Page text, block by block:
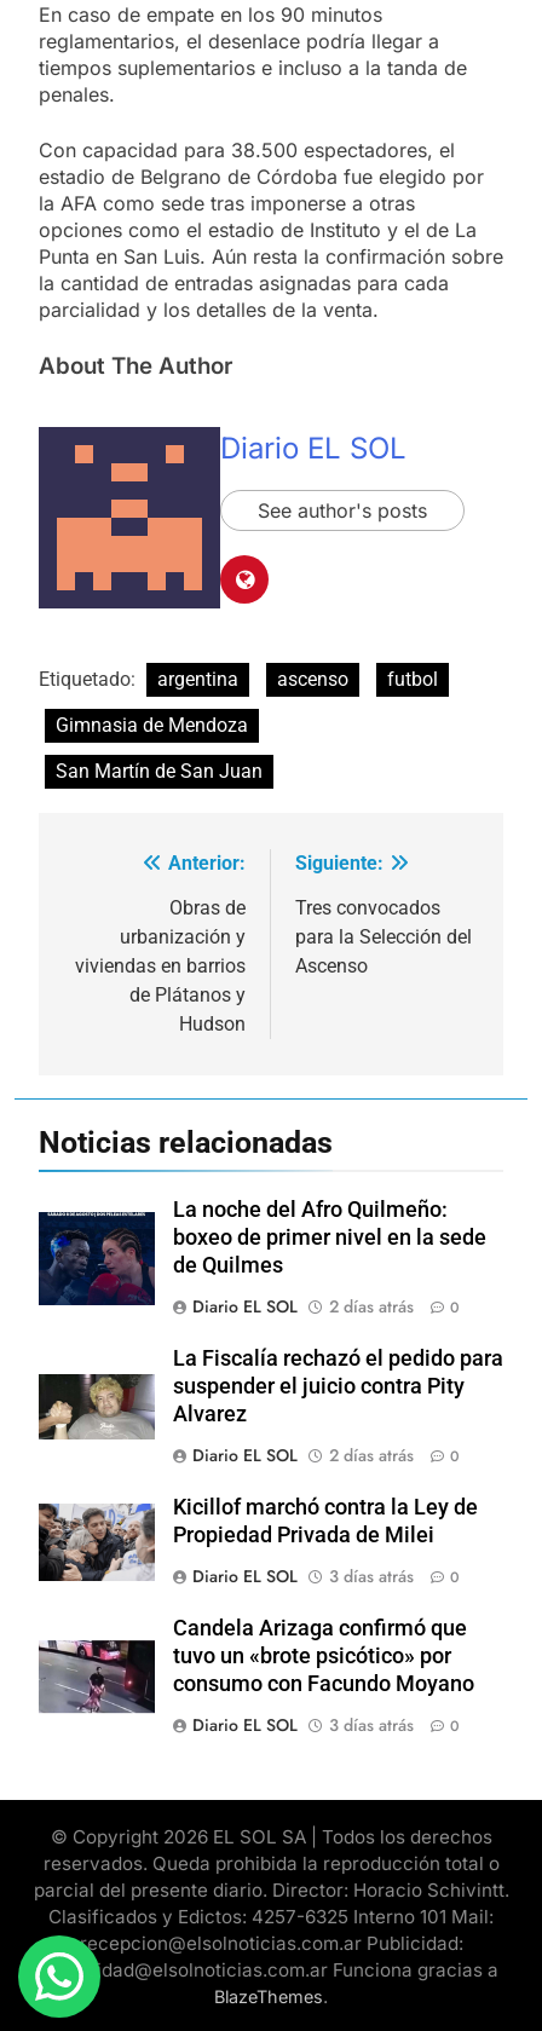
En caso de empate en los 90 minutos
reglamentarios, el desenlace podría llegar a
tiempos suplementarios e incluso a la tanda de
penales.
Con capacidad para 38.500 espectadores, el
estadio de Belgrano de Córdoba fue elegido por
la AFA como sede tras imponerse a otras
opciones como el estadio de Instituto y el de La
Punta en San Luis. Aún resta la confirmación sobre
la cantidad de entradas asignadas para cada
parcialidad y los detalles de la venta.
About The Author
Diario EL SOL
See author's posts
Etiquetado: argentina ascenso
futbol
Gimnasia de Mendoza
San Martín de San Juan
Navegación
entradas
Anterior:
Obras de
urbanización y
viviendas en barrios
de Plátanos y
Hudson
Siguiente:
Tres convocados
para la Selección del
Ascenso
Noticias relacionadas
La noche del Afro Quilmeño:
boxeo de primer nivel en la sede
de Quilmes
Diario EL SOL
2 días atrás 0
La Fiscalía rechazó el pedido para
suspender el juicio contra Pity
Alvarez
Diario EL SOL
2 días atrás 0
Kicillof marchó contra la Ley de
Propiedad Privada de Milei
Diario EL SOL
3 días atrás 0
Candela Arizaga confirmó que
tuvo un «brote psicótico» por
consumo con Facundo Moyano
Diario EL SOL
3 días atrás 0
© Copyright 2026 EL SOL SA | Todos los derechos
reservados. Queda prohibida la reproducción total o
parcial del presente diario. Director: Horacio Schivintt.
Clasificados y Edictos: 4257-6325 Interno 101 Mail:
recepcion@elsolnoticias.com.ar Publicidad:
publicidad@elsolnoticias.com.ar Funciona gracias a
BlazeThemes.